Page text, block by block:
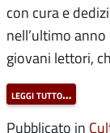
con cura e
nell’ultimo
giovani lettori,
leggi tutto…
Pubblicato in